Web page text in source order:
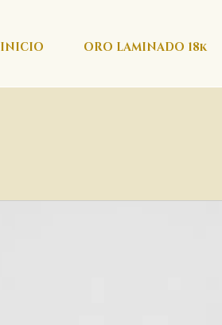
INICIO ORO LAMINADO 18k